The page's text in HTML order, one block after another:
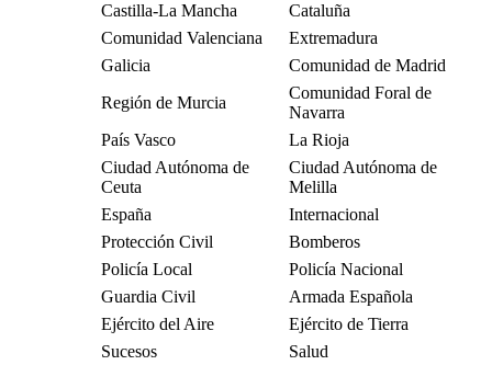
Castilla-La Mancha
Cataluña
Comunidad Valenciana
Extremadura
Galicia
Comunidad de Madrid
Región de Murcia
Comunidad Foral de
Navarra
País Vasco
La Rioja
Ciudad Autónoma de
Ceuta
Ciudad Autónoma de
Melilla
España
Internacional
Protección Civil
Bomberos
Policía Local
Policía Nacional
Guardia Civil
Armada Española
Ejército del Aire
Ejército de Tierra
Sucesos
Salud